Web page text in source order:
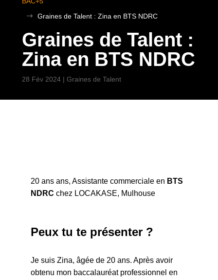
$
Graines de Talent : Zina en BTS NDRC
Graines de Talent :
Zina en BTS NDRC
28 Fév 2024| Graines de Talent
20 ans ans, Assistante commerciale en BTS
NDRC chez LOCAKASE, Mulhouse
Peux tu te présenter ?
Je suis Zina, âgée de 20 ans. Après avoir
obtenu mon baccalauréat professionnel en